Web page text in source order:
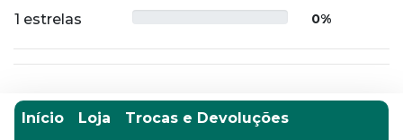
1 estrelas 0%
Início Loja Trocas e Devoluções